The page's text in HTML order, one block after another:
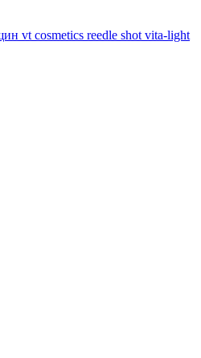
vt cosmetics reedle shot vita-light